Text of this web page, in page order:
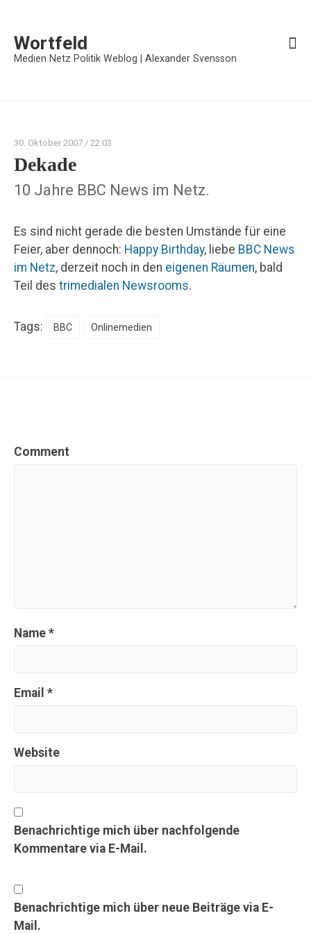
Wortfeld
Medien Netz Politik Weblog | Alexander Svensson
30. Oktober 2007 / 22:03
Dekade
10 Jahre BBC News im Netz.
Es sind nicht gerade die besten Umstände für eine
Feier, aber dennoch: Happy Birthday, liebe BBC News
im Netz, derzeit noch in den eigenen Räumen, bald
Teil des trimedialen Newsrooms.
Tags: BBC Onlinemedien
Comment
Name *
Email *
Website
Benachrichtige mich über nachfolgende
Kommentare via E-Mail.
Benachrichtige mich über neue Beiträge via E-
Mail.